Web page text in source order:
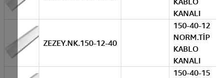
KANALI
ZEZEY.NK.150-12-40
150-40-12
NORM.TİP
KABLO
KANALI
150-40-15